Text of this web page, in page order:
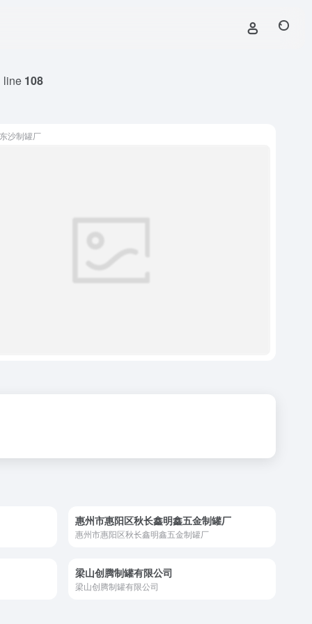
108
沙制罐厂
惠州市惠阳区秋长鑫明鑫五金制罐厂
惠州市惠阳区秋长鑫明鑫五金制罐厂
梁山创腾制罐有限公司
梁山创腾制罐有限公司